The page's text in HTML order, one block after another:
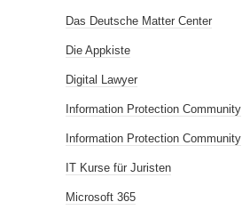
Das Deutsche Matter Center
Die Appkiste
Digital Lawyer
Information Protection Community
Information Protection Community
IT Kurse für Juristen
Microsoft 365